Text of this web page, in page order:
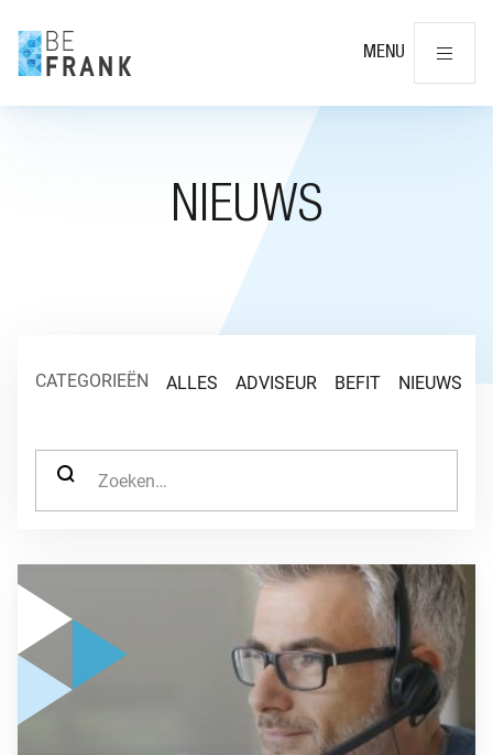
MENU
NIEUWS
CATEGORIEËN ALLES ADVISEUR BEFIT NIEUWS
ZOEK NAAR:
GA NAAR “ONDANKS PANDEMIEPERIKELEN ZIJN